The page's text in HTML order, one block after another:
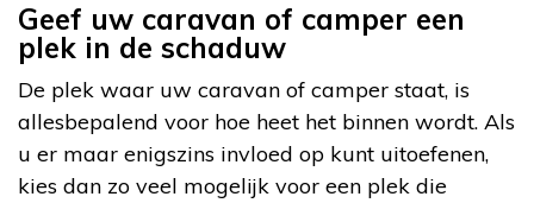
Geef uw caravan of camper een
plek in de schaduw
De plek waar uw caravan of camper staat, is
allesbepalend voor hoe heet het binnen wordt. Als
u er maar enigszins invloed op kunt uitoefenen,
kies dan zo veel mogelijk voor een plek die